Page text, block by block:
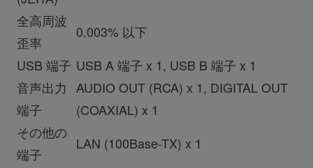
全高周波
歪率
0.003% 以下
USB 端子 USB A 端子 x 1, USB B 端子 x 1
音声出力
端子
AUDIO OUT (RCA) x 1, DIGITAL OUT
(COAXIAL) x 1
その他の
端子
LAN (100Base-TX) x 1